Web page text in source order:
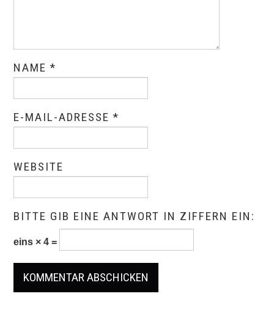
NAME*
E-MAIL-ADRESSE*
WEBSITE
BITTE GIB EINE ANTWORT IN ZIFFERN EIN:
eins × 4 =